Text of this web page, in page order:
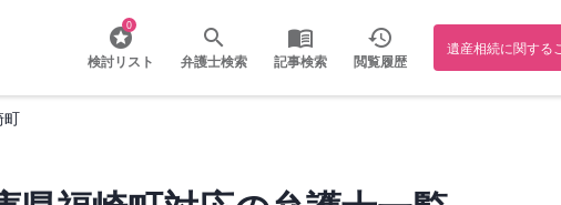
0
検討リスト 弁護士検索 記事検索 閲覧履歴
遺産相続に関する
町